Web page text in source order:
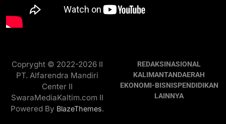
Copryght © 2022-2026 II
PT. Alfarendra Mandiri
Center II
SwaraMediaKaltim.com II
Powered By BlazeThemes.
REDAKSINASIONAL
KALIMANTANDAERAH
EKONOMI-BISNISPENDIDIKAN
LAINNYA